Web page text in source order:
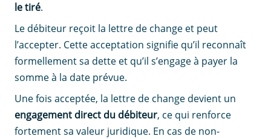
le tiré.
Le débiteur reçoit la lettre de change et peut
l’accepter. Cette acceptation signifie qu’il reconnaît
formellement sa dette et qu’il s’engage à payer la
somme à la date prévue.
Une fois acceptée, la lettre de change devient un
engagement direct du débiteur, ce qui renforce
fortement sa valeur juridique. En cas de non-